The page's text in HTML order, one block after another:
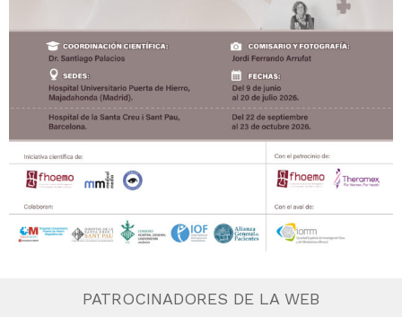
PATROCINADORES DE LA WEB